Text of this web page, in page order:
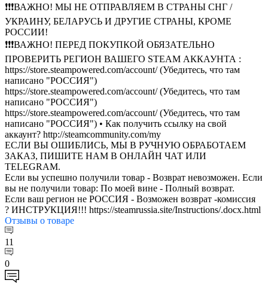
❗❗❗ВАЖНО! МЫ НЕ ОТПРАВЛЯЕМ В СТРАНЫ СНГ /
УКРАИНУ, БЕЛАРУСЬ И ДРУГИЕ СТРАНЫ, КРОМЕ
РОССИИ!
❗❗❗ВАЖНО! ПЕРЕД ПОКУПКОЙ ОБЯЗАТЕЛЬНО
ПРОВЕРИТЬ РЕГИОН ВАШЕГО STEAM АККАУНТА :
https://store.steampowered.com/account/ (Убедитесь, что там
написано "РОССИЯ")
https://store.steampowered.com/account/ (Убедитесь, что там
написано "РОССИЯ")
https://store.steampowered.com/account/ (Убедитесь, что там
написано "РОССИЯ") • Как получить ссылку на свой
аккаунт? http://steamcommunity.com/my
ЕСЛИ ВЫ ОШИБЛИСЬ, МЫ В РУЧНУЮ ОБРАБОТАЕМ
ЗАКАЗ, ПИШИТЕ НАМ В ОНЛАЙН ЧАТ ИЛИ
TELEGRAM.
Если вы успешно получили товар - Возврат невозможен. Если
вы не получили товар: По моей вине - Полный возврат.
Если ваш регион не РОССИЯ - Возможен возврат -комиссия
? ИНСТРУКЦИЯ!!! https://steamrussia.site/Instructions/.docx.html
Отзывы о товаре
11
0